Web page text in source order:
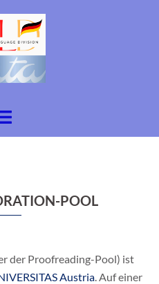
POOL
der Proofreading-Pool) ist
Austria. Auf einer